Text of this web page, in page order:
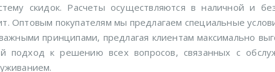
скидок. Расчеты осуществляются в наличной и
Оптовым покупателям мы предлагаем специальные
принципами, предлагая клиентам максимально
подход к решению всех вопросов, связанных с